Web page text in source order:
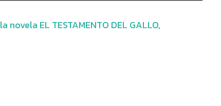
la novela EL TESTAMENTO DEL GALLO,